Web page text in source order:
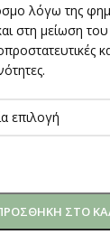
λόγω της
στη μείωση του
ΣΤΟ